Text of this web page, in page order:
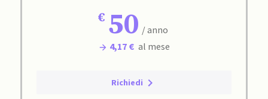
50 / anno
4,17 € al mese
Richiedi